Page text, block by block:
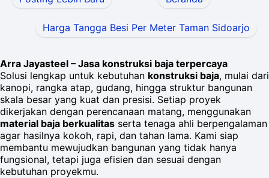
Harga Tangga Besi Per Meter Taman Sidoarjo
Arra Jayasteel – Jasa konstruksi baja terpercaya
Solusi lengkap untuk kebutuhan konstruksi baja, mulai dari
kanopi, rangka atap, gudang, hingga struktur bangunan
skala besar yang kuat dan presisi. Setiap proyek
dikerjakan dengan perencanaan matang, menggunakan
material baja berkualitas serta tenaga ahli berpengalaman
agar hasilnya kokoh, rapi, dan tahan lama. Kami siap
membantu mewujudkan bangunan yang tidak hanya
fungsional, tetapi juga efisien dan sesuai dengan
kebutuhan proyekmu.